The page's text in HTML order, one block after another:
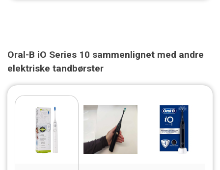
Oral-B iO Series 10 sammenlignet med andre
elektriske tandbørster